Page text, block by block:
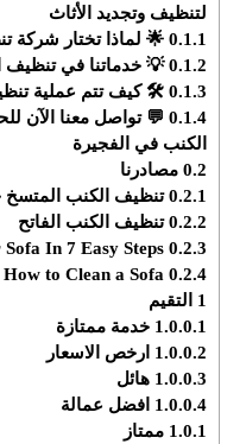
لتنظيف وتجديد الأثاث
0.1.1 🌟 لماذا تختار شركة
0.1.2💡 خدماتنا في تنظيف
0.1.3 🛠️ كيف تتم عملية
0.1.4 💬 تواصل معنا الآن
الكنب في الفجيرة
0.2 مصادرنا
0.2.1تنظيف الكنب المتسخ
0.2.2تنظيف الكنب الفاتح
0.2.3
How To Clean Your Sofa In 7 Easy Steps
0.2.4
1 التقيم
1.0.0.1 خدمة ممتازة
1.0.0.2 ارخص الاسعار
1.0.0.3 هائل
1.0.0.4 افضل عمالة
1.0.1 ممتاز